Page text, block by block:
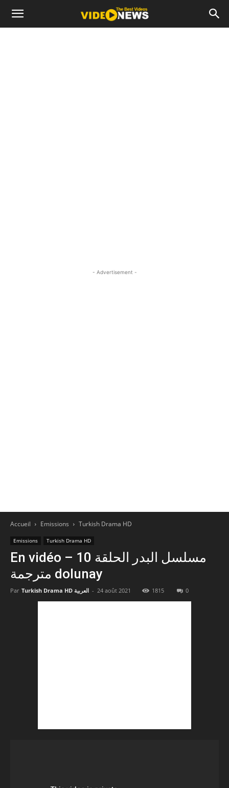
- Advertisement -
Accueil Emissions Turkish Drama HD
Emissions Turkish Drama HD
En vidéo – مسلسل البدر الحلقة 10
مترجمة dolunay
Par Turkish Drama HD العربية - 24 août 2021 1815 0